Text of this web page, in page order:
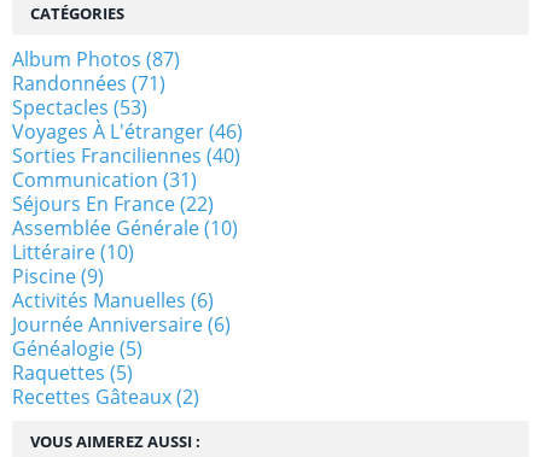
VOUS AIMEREZ AUSSI :
CATÉGORIES
Album Photos (87)
Randonnées (71)
Spectacles (53)
Voyages À L'étranger(46)
Sorties Franciliennes (40)
Communication (31)
Séjours En France(22)
Assemblée Générale(10)
Littéraire(10)
Piscine(9)
Activités Manuelles (6)
Journée Anniversaire(6)
Généalogie(5)
Raquettes (5)
Recettes Gâteaux(2)